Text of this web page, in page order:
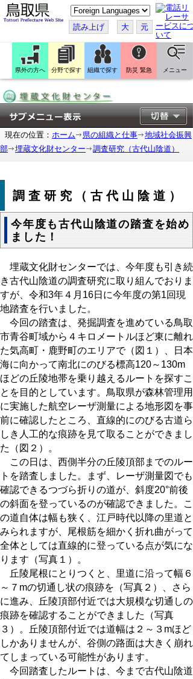
こ
の
ペ
ー
ジ
翻
訳
す
読み上げ 大 元
県外の方へ 分野で探す 組織で探す 防災 緊急 メニュー
現在の位置： ホーム 県の組織と仕事
地域社会振興
部
埋蔵文化財センター 調査研究（古代山陰道）
調査研究（古代山陰道）
今年度も古代山陰道の踏査を始め
ました！
埋蔵文化財センターでは、今年度も引き続
き古代山陰道の調査研究に取り組んでおりま
すが、令和3年４月16日に今年度の第1回現
地踏査を行いました。
今回の踏査は、発掘調査を進めている鳥取
市青谷町域から４キロメートルほど東に離れ
た気高町・鹿野町のエリアで（図１）、日本
海に向かって南北にのびる標高120～130m
ほどの丘陵地帯を乗り越えるルートを探すこ
とを目的としています。鳥取県が森林管理用
に実施した航空レーザ測量による地形図を事
前に確認したところ、直線的にのびる古道ら
しき人工的な痕跡を見て取ることができまし
た（図２）。
この日は、西側半分の丘陵頂部までのルー
トを踏査しました。まず、レーザ測量図でも
確認できるつづら折りの道が、斜度20°前後
の斜面を登っているのが確認できました。こ
の道自体は幅も狭く、江戸時代以降の里道と
みられますが、尾根筋を細かく折れ曲がって
全体としては直線的に登っている点が気にな
ります（写真１）。
丘陵尾根にとりつくと、里道に沿って幅６
～７mの切通し状の痕跡を（写真２）、さら
に進み、丘陵頂部付近では大規模な切通しの
痕跡を確認することができました（写真
３）。丘陵頂部付近では道幅は２～３mほど
しかありませんが、谷側の路面は大きく崩れ
てしまっている可能性があります。
今回踏査したルートは、今まで古代山陰道